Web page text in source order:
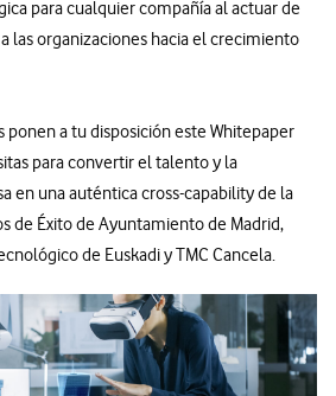
para cualquier compañía al actuar de
las organizaciones hacia el crecimiento
ponen a tu disposición este Whitepaper
para convertir el talento y la
en una auténtica cross-capability de la
de Éxito de Ayuntamiento de Madrid,
de Euskadi y TMC Cancela.